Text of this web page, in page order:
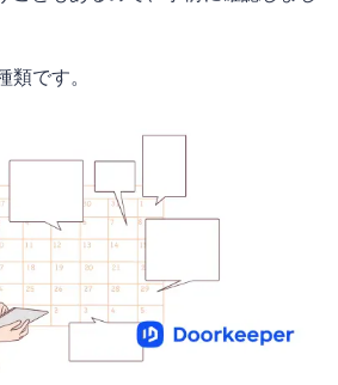
です。